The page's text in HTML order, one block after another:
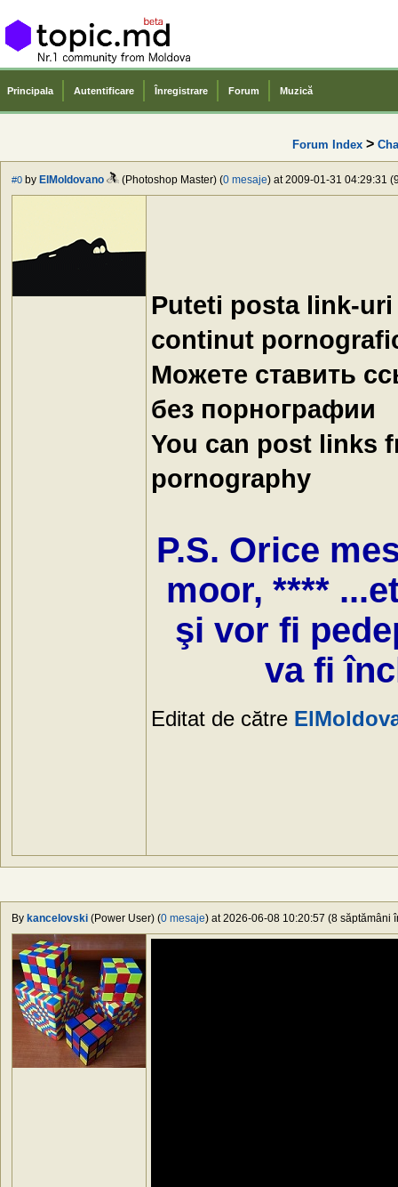
Principala Autentificare Înregistrare Forum Muzică
Forum Index >
#0 by ElMoldovano (Photoshop Master) (0 mesaje) at 2009-01-31 04:29:31
Puteti posta link-
continut
Можете ставить
без порнографии
You can post links
pornography
P.S. Orice
moor, ****
şi vor fi
va fi
Editat de către
By kancelovski (Power User) (0 mesaje) at 2026-06-08 10:20:57 (8 săptămâni